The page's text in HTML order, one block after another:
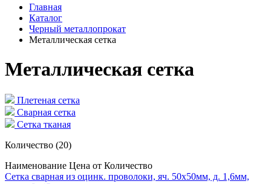
Главная
Каталог
Черный металлопрокат
Металлическая сетка
Металлическая сетка
Плетеная сетка
Сварная сетка
Сетка тканая
Количество (20)
Наименование Цена от Количество
Сетка сварная из оцинк. проволоки, яч. 50х50мм, д. 1,6мм,